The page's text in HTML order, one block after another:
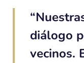
diálogo
vecinos.